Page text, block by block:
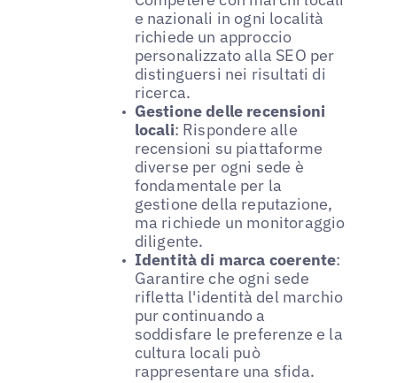
e nazionali in ogni località
richiede un approccio
personalizzato alla SEO per
distinguersi nei risultati di
ricerca.
Gestione delle recensioni
locali: Rispondere alle
recensioni su piattaforme
diverse per ogni sede è
fondamentale per la
gestione della reputazione,
ma richiede un monitoraggio
diligente.
Identità di marca coerente:
Garantire che ogni sede
rifletta l'identità del marchio
pur continuando a
soddisfare le preferenze e la
cultura locali può
rappresentare una sfida.